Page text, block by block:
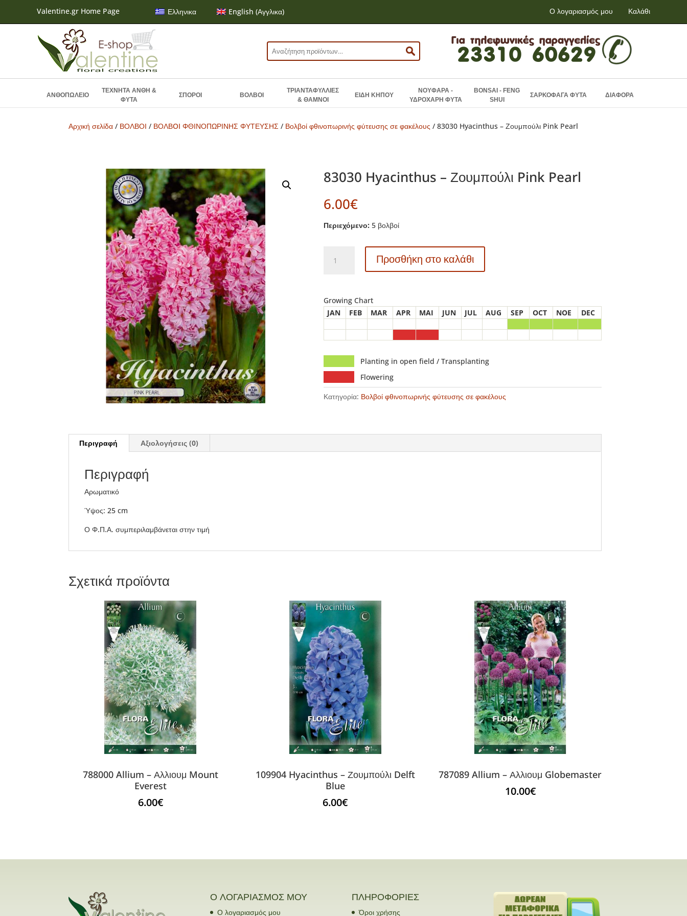
Valentine.gr Home Page Ελληνικα English (Αγγλικα) Ο λογαριασμός μου Καλάθι
Αναζήτηση
για:
ΑΝΘΟΠΩΛΕΙΟ
ΤΕΧΝΗΤΑ ΑΝΘΗ &
ΦΥΤΑ
ΣΠΟΡΟΙ ΒΟΛΒΟΙ
ΤΡΙΑΝΤΑΦΥΛΛΙΕΣ
& ΘΑΜΝΟΙ
ΕΙΔΗ ΚΗΠΟΥ
ΝΟΥΦΑΡΑ -
ΥΔΡΟΧΑΡΗ ΦΥΤΑ
BONSAI - FENG
SHUI
ΣΑΡΚΟΦΑΓΑ ΦΥΤΑ ΔΙΑΦΟΡΑ
Αρχική σελίδα / ΒΟΛΒΟΙ / ΒΟΛΒOI ΦΘΙΝΟΠΩΡΙΝΗΣ ΦΥΤΕΥΣΗΣ / Βολβοί φθινοπωρινής φύτευσης σε φακέλους / 83030 Hyacinthus – Ζουμπούλι Pink Pearl
83030 Hyacinthus – Ζουμπούλι Pink Pearl
6.00€
Περιεχόμενο: 5 βολβοί
Hyacinthus
Pink
Pearl
Προσθήκη στο καλάθι
Growing Chart
JAN
FEB MAR APR MAI JUN JUL AUG SEP OCT NOE DEC
Planting in open field / Transplanting
Flowering
Κατηγορία: Βολβοί φθινοπωρινής φύτευσης σε φακέλους
Περιγραφή Αξιολογήσεις (0)
Περιγραφή
Αρωματικό
Ύψος: 25 cm
Ο Φ.Π.Α. συμπεριλαμβάνεται στην τιμή
Σχετικά προϊόντα
788000 Allium – Αλλιουμ Mount
Everest
6.00€
109904 Hyacinthus – Ζουμπούλι Delft
Blue
6.00€
787089 Allium – Αλλιουμ Globemaster
10.00€
Ο ΛΟΓΑΡΙΑΣΜΟΣ ΜΟΥ
Ο λογαριασμός μου
ΠΛΗΡΟΦΟΡΙΕΣ
Όροι χρήσης